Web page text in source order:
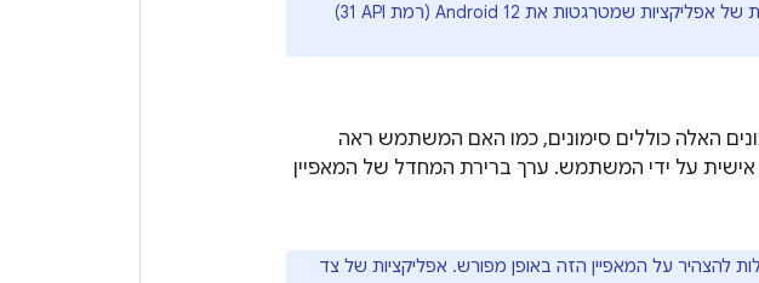
בדף שמתאר שינויים בהתנהגות של אפליקציות שמטרגטות את Android 12 (רמת API ‏31)
האלה כוללים סימונים, כמו האם המשתמש ראה
על ידי המשתמש. ערך ברירת המחדל של המאפיין
להצהיר על המאפיין הזה באופן מפורש. אפליקציות של צד